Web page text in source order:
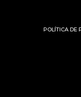
POLÍTICA DE